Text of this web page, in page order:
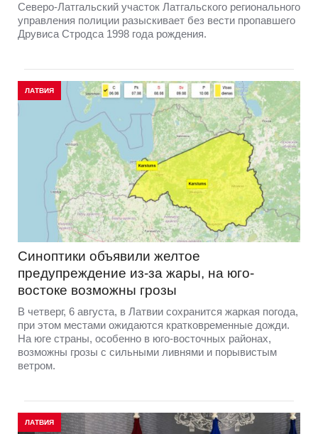
Северо-Латгальский участок Латгальского регионального
управления полиции разыскивает без вести пропавшего
Друвиса Стродса 1998 года рождения.
ЛАТВИЯ
Синоптики объявили желтое
предупреждение из-за жары, на юго-
востоке возможны грозы
В четверг, 6 августа, в Латвии сохранится жаркая погода,
при этом местами ожидаются кратковременные дожди.
На юге страны, особенно в юго-восточных районах,
возможны грозы с сильными ливнями и порывистым
ветром.
ЛАТВИЯ